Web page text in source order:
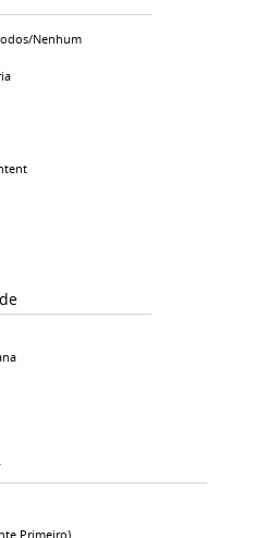
Nenhum
Primeiro)
,IFAM,